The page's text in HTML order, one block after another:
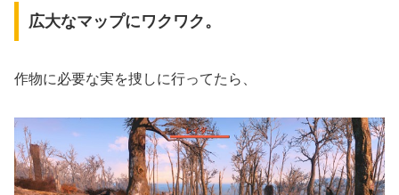
広大なマップにワクワク。
作物に必要な実を捜しに行ってたら、